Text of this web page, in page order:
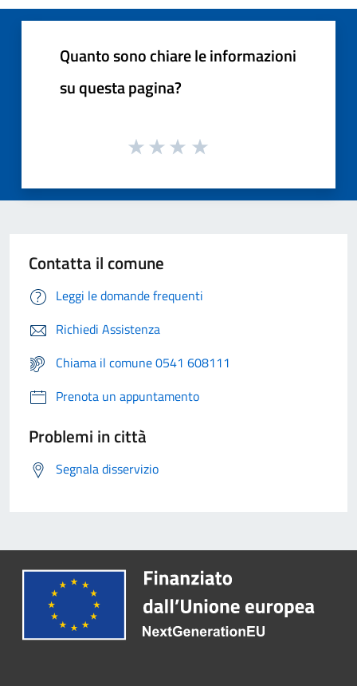
Quanto sono chiare le informazioni
su questa pagina?
Contatta il comune
Leggi le domande frequenti
Richiedi Assistenza
Chiama il comune 0541 608111
Prenota un appuntamento
Problemi in città
Segnala disservizio